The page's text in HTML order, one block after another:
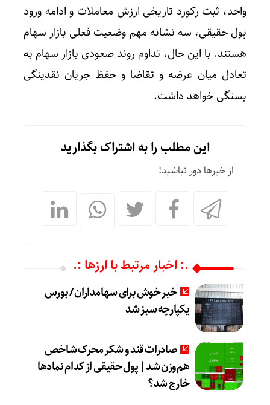
واحد، ثبت رکورد تاریخی ارزش معاملات و ادامه ورود
پول حقیقی، سه نشانه مهم وضعیت فعلی بازار سهام
هستند. با این حال، تداوم روند صعودی بازار سهام به
تعادل میان عرضه و تقاضا و حفظ جریان نقدینگی
بستگی خواهد داشت.
این مطلب را به اشتراک بگذارید
از خبرها دور نباشید!
.: اخبار مرتبط با ارزها :.
خبر خوش برای سهامداران / بورس
یکپارچه سبز شد
صادرات قند و شکر محرک شاخص
هم‌وزن شد | پول حقیقی از کدام نماد‌ها
خارج شد؟